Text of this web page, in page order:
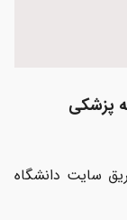
پزشکی
سایت دانشگاه